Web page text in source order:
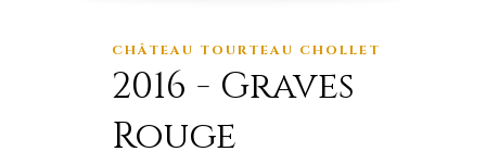
CHÂTEAU TOURTEAU CHOLLET
2016 - Graves
Rouge